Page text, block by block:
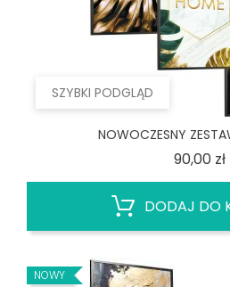
SZYBKI PODGLĄD
NOWOCZESNY
90,00 zł
DODAJ DO
NOWY